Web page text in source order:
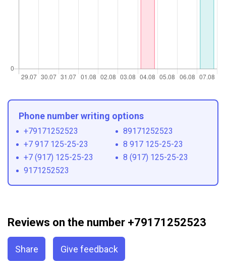
Phone number writing options
+79171252523
89171252523
+7 917 125-25-23
8 917 125-25-23
+7 (917) 125-25-23
8 (917) 125-25-23
9171252523
Reviews on the number +79171252523
Share Give feedback